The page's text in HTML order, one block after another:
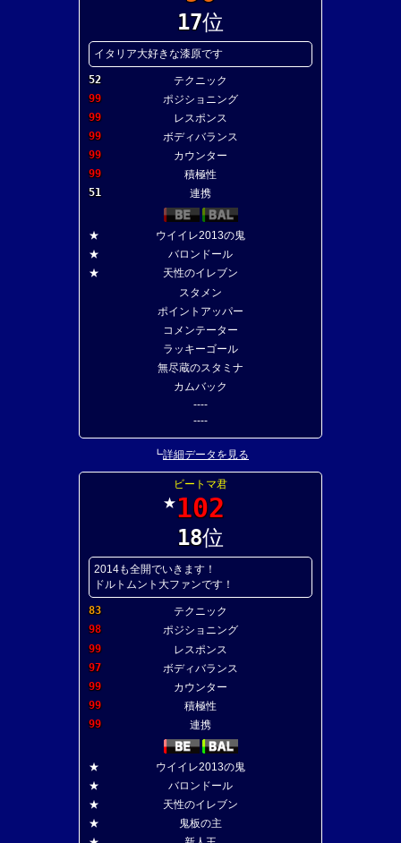
17位
イタリア大好きな漆原です
52
テクニック
99
ポジショニング
99
レスポンス
99
ボディバランス
99
カウンター
99
積極性
51
連携
★
ウイイレ2013の鬼
★
バロンドール
★
天性のイレブン
スタメン
ポイントアッパー
コメンテーター
ラッキーゴール
無尽蔵のスタミナ
カムバック
----
----
┗詳細データを見る
ビートマ君
★102
18位
2014も全開でいきます！
ドルトムント大ファンです！
83
テクニック
98
ポジショニング
99
レスポンス
97
ボディバランス
99
カウンター
99
積極性
99
連携
★
ウイイレ2013の鬼
★
バロンドール
★
天性のイレブン
★
鬼板の主